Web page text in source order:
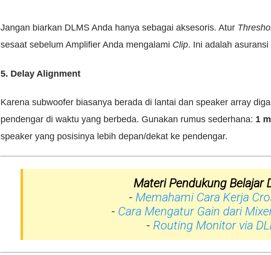
Jangan biarkan DLMS Anda hanya sebagai aksesoris. Atur
sesaat sebelum Amplifier Anda mengalami Clip. Ini adalah
5. Delay Alignment
Karena subwoofer biasanya berada di lantai dan speaker array
pendengar di waktu yang berbeda. Gunakan rumus sederhana: 1
speaker yang posisinya lebih depan/dekat ke pendengar.
Materi Pendukung Belajar
- Memahami Cara Kerja
- Cara Mengatur Gain dari
- Routing Monitor via